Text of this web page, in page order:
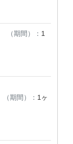
（期間）： 1
（期間）： 1ヶ